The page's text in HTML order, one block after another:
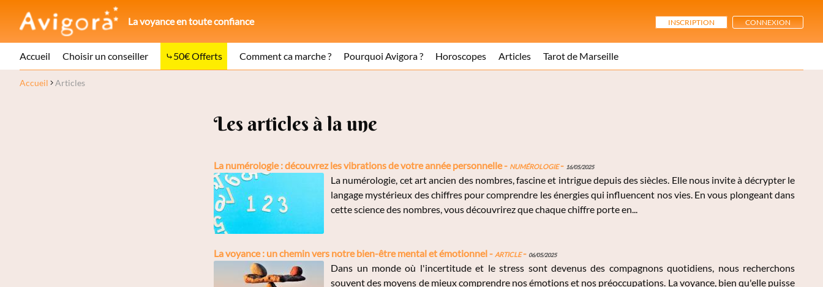
La voyance en toute confiance INSCRIPTION CONNEXION
Accueil Choisir un conseiller 50€ Offerts Comment ca marche ? Pourquoi Avigora ? Horoscopes Articles Tarot de Marseille
Accueil Articles
Les articles à la une
La numérologie : découvrez les vibrations de votre année personnelle - Numérologie- 16/05/2025
La numérologie, cet art ancien des nombres, fascine et intrigue depuis des siècles. Elle nous invite à décrypter le
langage mystérieux des chiffres pour comprendre les énergies qui influencent nos vies. En vous plongeant dans
cette science des nombres, vous découvrirez que chaque chiffre porte en...
La voyance : un chemin vers notre bien-être mental et émotionnel -Article- 06/05/2025
Dans un monde où l'incertitude et le stress sont devenus des compagnons quotidiens, nous recherchons
souvent des moyens de mieux comprendre nos émotions et nos préoccupations. La voyance, bien qu'elle puisse